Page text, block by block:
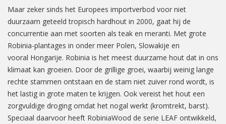
Maar zeker sinds het Europees importverbod voor niet
duurzaam geteeld tropisch hardhout in 2000, gaat hij de
concurrentie aan met soorten als teak en meranti. Met grote
Robinia-plantages in onder meer Polen, Slowakije en
vooral Hongarije. Robinia is het meest duurzame hout dat in ons
klimaat kan groeien. Door de grillige groei, waarbij weinig lange
rechte stammen ontstaan en de stam niet zuiver rond wordt, is
het lastig in grote maten te krijgen. Ook vereist het hout een
zorgvuldige droging omdat het nogal werkt (kromtrekt, barst).
Speciaal daarvoor heeft RobiniaWood de serie LEAF ontwikkeld,